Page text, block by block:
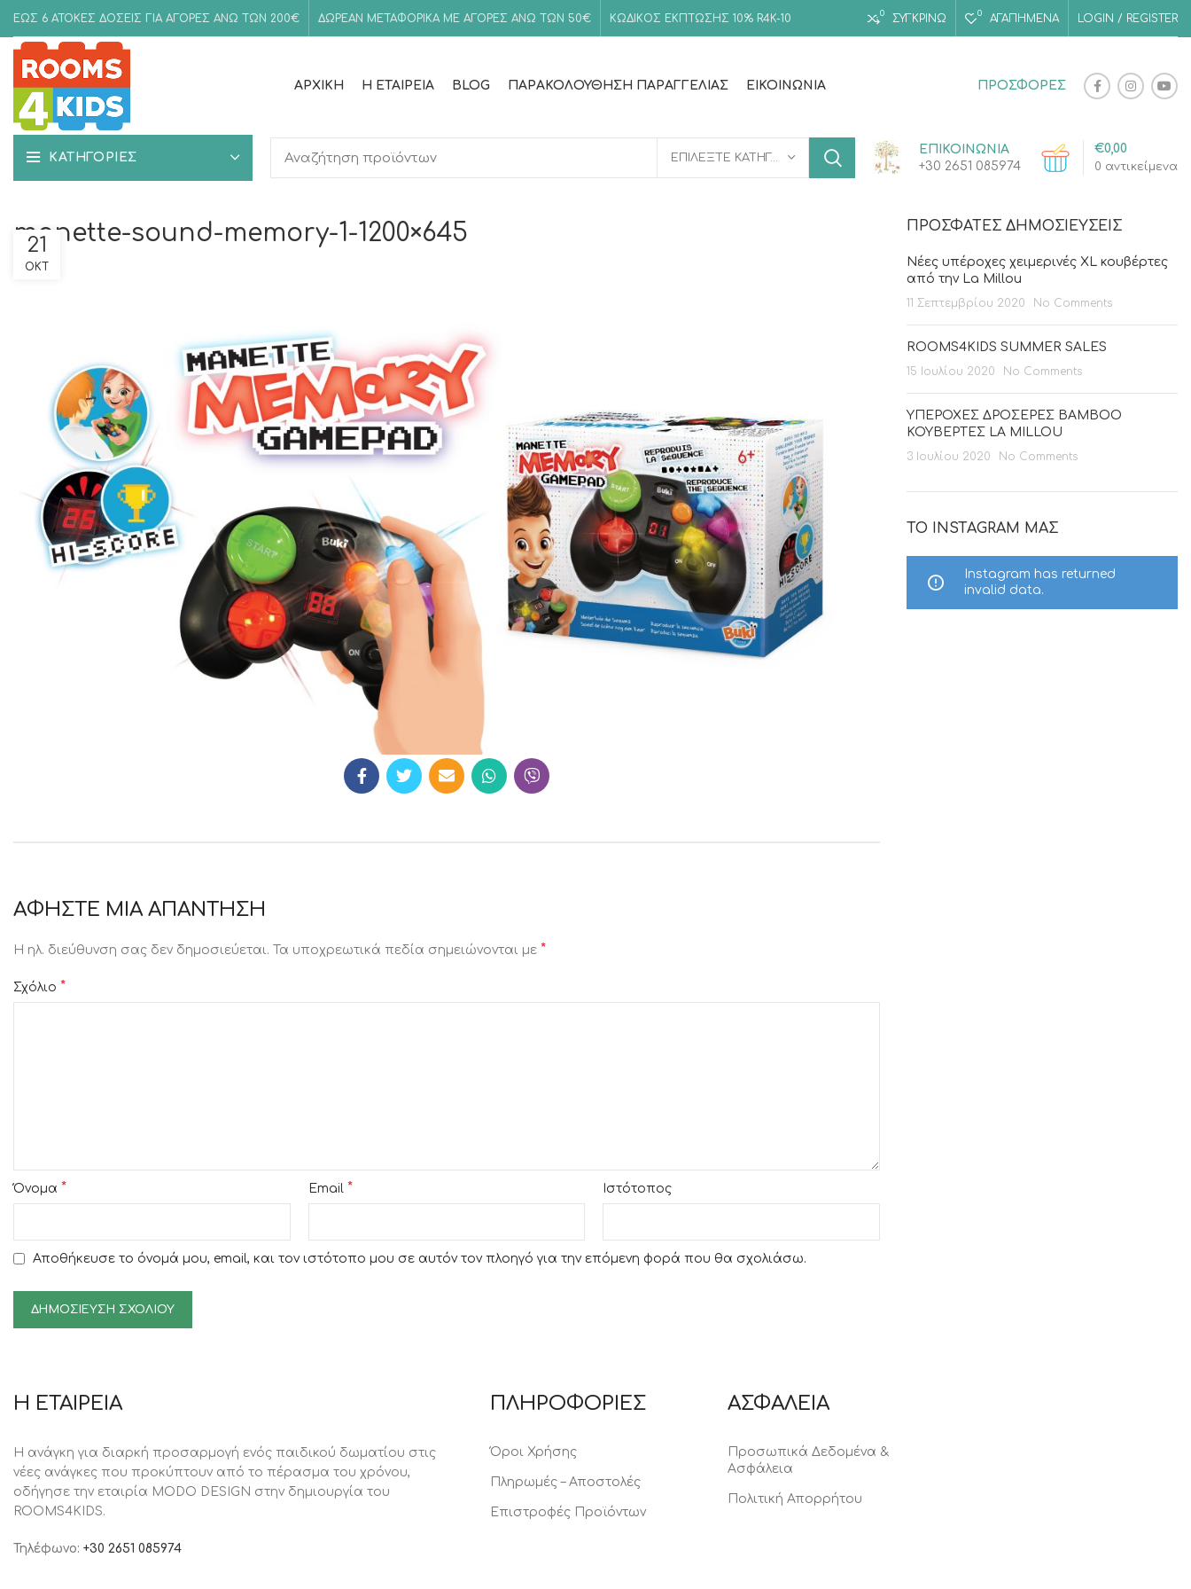
ΕΩΣ 6 ΑΤΟΚΕΣ ΔΟΣΕΙΣ ΓΙΑ ΑΓΟΡΕΣ ΑΝΩ ΤΩΝ 200€ ΔΩΡΕΑΝ ΜΕΤΑΦΟΡΙΚΑ ΜΕ ΑΓΟΡΕΣ ΑΝΩ ΤΩΝ 50€ ΚΩΔΙΚΟΣ ΕΚΠΤΩΣΗΣ 10% R4K-10 0 ΣΥΓΚΡΙΝΩ 0 ΑΓΑΠΗΜΈΝΑ LOGIN / REGISTER
ΑΡΧΙΚΉ Η ΕΤΑΙΡΕΊΑ BLOG ΠΑΡΑΚΟΛΟΎΘΗΣΗ ΠΑΡΑΓΓΕΛΊΑΣ ΕΙΚΟΙΝΩΝΊΑ ΠΡΟΣΦΟΡΕΣ
ΚΑΤΗΓΟΡΙΕΣ ΕΠΙΛΈΞΤΕ ΚΑΤΗΓΟΡΊΑ
ΕΠΙΚΟΙΝΩΝΙΑ
+30 2651 085974
0 αντικείμενα
€0,00
manette-sound-memory-1-1200×645
21
ΟΚΤ
ΑΦΉΣΤΕ ΜΙΑ ΑΠΆΝΤΗΣΗ
Η ηλ. διεύθυνση σας δεν δημοσιεύεται. Τα υποχρεωτικά πεδία σημειώνονται με *
Σχόλιο *
Όνομα * Email * Ιστότοπος
Αποθήκευσε το όνομά μου, email, και τον ιστότοπο μου σε αυτόν τον πλοηγό για την επόμενη φορά που θα σχολιάσω.
ΠΡΌΣΦΑΤΕΣ ΔΗΜΟΣΙΕΎΣΕΙΣ
Νέες υπέροχες χειμερινές XL κουβέρτες
από την La Millou
11 Σεπτεμβρίου 2020 No Comments
ROOMS4KIDS SUMMER SALES
15 Ιουλίου 2020 No Comments
ΥΠΕΡΟΧΕΣ ΔΡΟΣΕΡΕΣ BAMBOO
ΚΟΥΒΕΡΤΕΣ LA MILLOU
3 Ιουλίου 2020 No Comments
ΤΟ INSTAGRAM ΜΑΣ
Instagram has returned
invalid data.
Η ΕΤΑΙΡΕΙΑ
Η ανάγκη για διαρκή προσαρμογή ενός παιδικού δωματίου στις
νέες ανάγκες που προκύπτουν από το πέρασμα του χρόνου,
oδήγησε την εταιρία MODO DESIGN στην δημιουργία του
ROOMS4KIDS.
Τηλέφωνο: +30 2651 085974
ΠΛΗΡΟΦΟΡΙΕΣ
Όροι Χρήσης
Πληρωμές – Αποστολές
Επιστροφές Προϊόντων
ΑΣΦΑΛΕΙΑ
Προσωπικά Δεδομένα &
Ασφάλεια
Πολιτική Απορρήτου